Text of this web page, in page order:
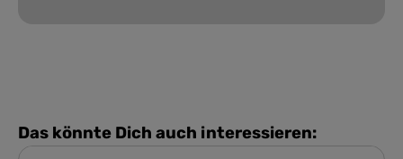
Das könnte Dich auch interessieren: